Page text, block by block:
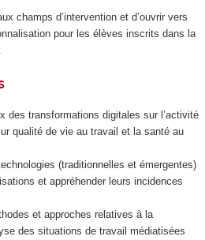
champs d’intervention et d’ouvrir vers
pour les élèves inscrits dans la
des transformations digitales sur l’activité
qualité de vie au travail et la santé au
(traditionnelles et émergentes)
et appréhender leurs incidences
et approches relatives à la
des situations de travail médiatisées